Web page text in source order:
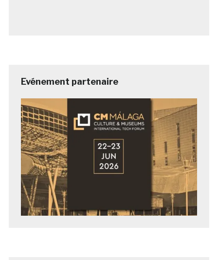
Evénement partenaire